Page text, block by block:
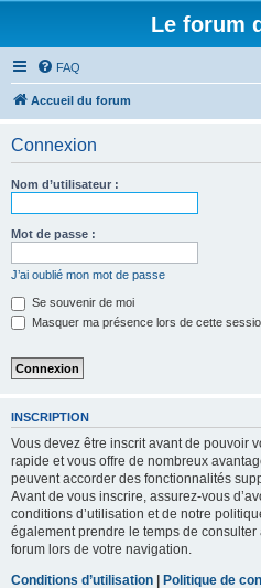
Le forum
FAQ
Accueil du forum
Connexion
Nom d’utilisateur :
Mot de passe :
J’ai oublié mon mot de passe
Se souvenir de moi
Masquer ma présence lors de cette
INSCRIPTION
Vous devez être inscrit avant de pouvoir
rapide et vous offre de nombreux
peuvent accorder des fonctionnalités
Avant de vous inscrire, assurez-vous
conditions d’utilisation et de notre
également prendre le temps de
forum lors de votre navigation.
Conditions d’utilisation | Politique de